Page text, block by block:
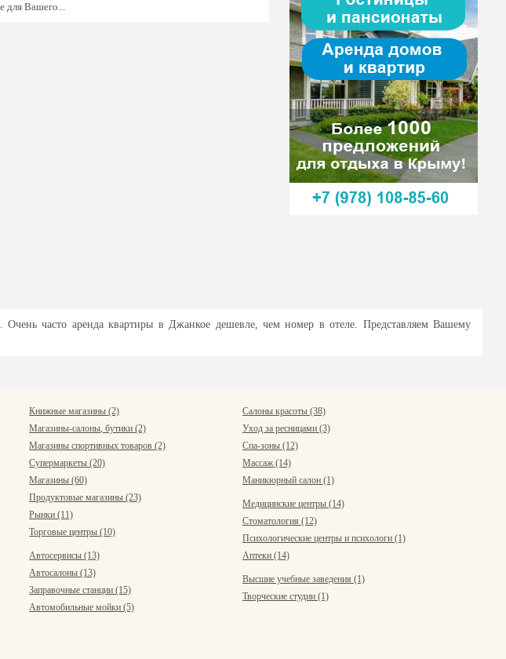
для Вашего...
часто аренда квартиры в Джанкое дешевле, чем номер в отеле. Представляем Вашему
Книжные магазины (2)
Магазины-салоны, бутики (2)
Магазины спортивных товаров (2)
Супермаркеты (20)
Магазины (60)
Продуктовые магазины (23)
Рынки (11)
Торговые центры (10)
Автосервисы (13)
Автосалоны (13)
Заправочные станции (15)
Автомобильные мойки (5)
Салоны красоты (38)
Уход за ресницами (3)
Спа-зоны (12)
Массаж (14)
Маникюрный салон (1)
Медицинские центры (14)
Стоматология (12)
Психологические центры и психологи (1)
Аптеки (14)
Высшие учебные заведения (1)
Творческие студии (1)